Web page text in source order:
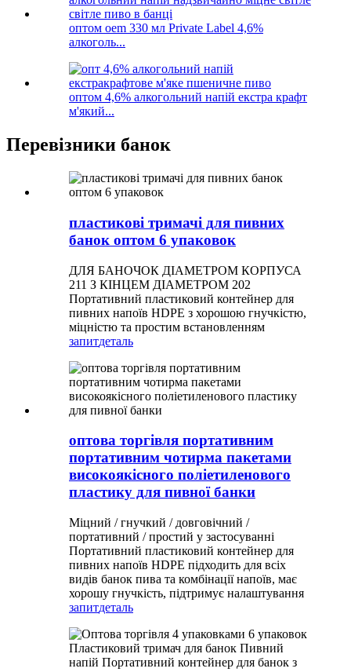
оптом oem 330 мл Private Label 4,6%
алкоголь...
оптом 4,6% алкогольний напій екстра крафт
м'який...
Перевізники банок
пластикові тримачі для пивних
банок оптом 6 упаковок
ДЛЯ БАНОЧОК ДІАМЕТРОМ КОРПУСА
211 З КІНЦЕМ ДІАМЕТРОМ 202
Портативний пластиковий контейнер для
пивних напоїв HDPE з хорошою гнучкістю,
міцністю та простим встановленням
запитдеталь
оптова торгівля портативним
портативним чотирма пакетами
високоякісного поліетиленового
пластику для пивної банки
Міцний / гнучкий / довговічний /
портативний / простий у застосуванні
Портативний пластиковий контейнер для
пивних напоїв HDPE підходить для всіх
видів банок пива та комбінації напоїв, має
хорошу гнучкість, підтримує налаштування
запитдеталь